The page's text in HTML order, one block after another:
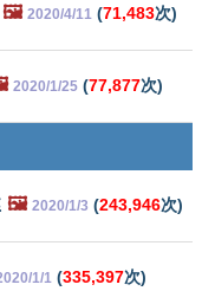
🖼️ 2020/4/11 (71,483次)
2020/1/25 (77,877次)
🖼️ 2020/1/3 (243,946次)
1/1 (335,397次)